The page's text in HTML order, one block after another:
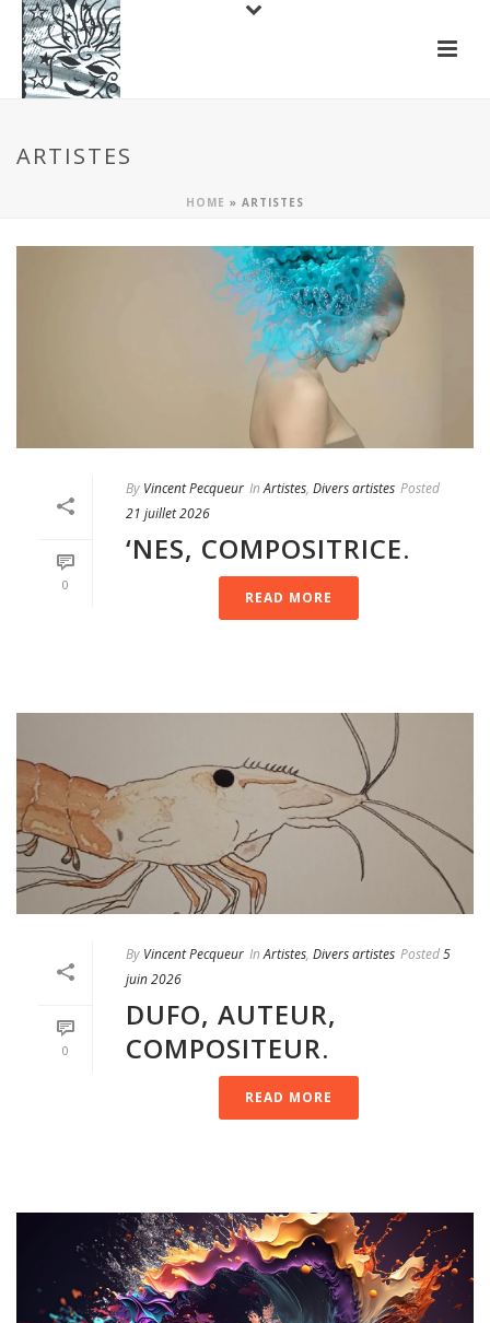
ARTISTES
HOME » ARTISTES
0
By Vincent Pecqueur In Artistes, Divers artistes Posted
21 juillet 2026
‘NES, COMPOSITRICE.
READ MORE
0
By Vincent Pecqueur In Artistes, Divers artistes Posted5
juin 2026
DUFO, AUTEUR,
COMPOSITEUR.
READ MORE